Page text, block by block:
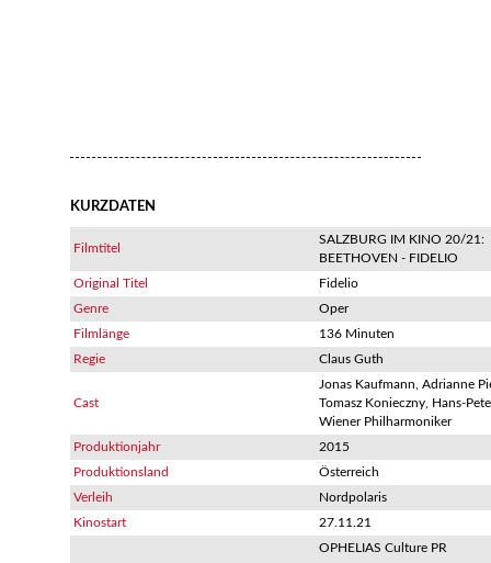
KURZDATEN
Filmtitel
SALZBURG IM KINO 20/21:
BEETHOVEN - FIDELIO
Original Titel
Fidelio
Genre
Oper
Filmlänge
136 Minuten
Regie
Claus Guth
Cast
Jonas Kaufmann, Adrianne
Tomasz Konieczny, Hans-
Wiener Philharmoniker
Produktionjahr
2015
Produktionsland
Österreich
Verleih
Nordpolaris
Kinostart
27.11.21
OPHELIAS Culture PR